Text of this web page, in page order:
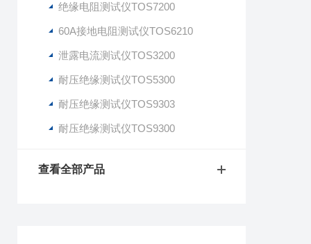
绝缘电阻测试仪TOS7200
60A接地电阻测试仪TOS6210
泄露电流测试仪TOS3200
耐压绝缘测试仪TOS5300
耐压绝缘测试仪TOS9303
耐压绝缘测试仪TOS9300
查看全部产品